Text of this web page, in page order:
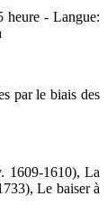
heure - Langue:
par le biais des
1609-1610), La
Le baiser à